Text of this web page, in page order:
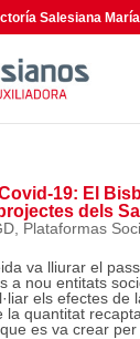
Salesiana
19: El
dels
, Plataformas
va lliurar el
a nou entitats
els efectes de
la quantitat
es va crear per